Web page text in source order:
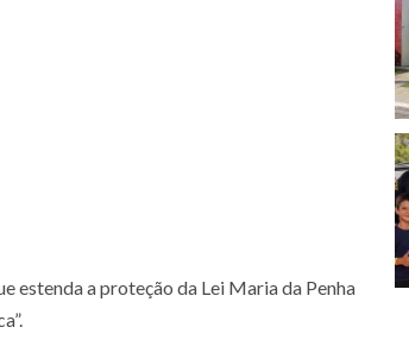
estenda a proteção da Lei Maria da Penha